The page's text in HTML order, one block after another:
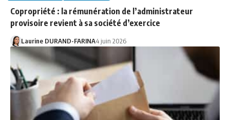
Copropriété : la rémunération de l’administrateur
provisoire revient à sa société d’exercice
Laurine DURAND-FARINA4 juin 2026